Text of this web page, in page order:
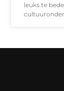
leuks te